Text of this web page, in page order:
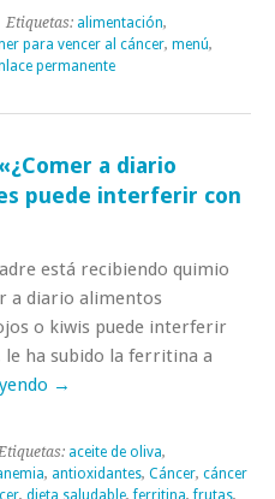
| Etiquetas: alimentación,
para vencer al cáncer, menú,
permanente
a diario
puede interferir con
está recibiendo quimio
a diario alimentos
o kiwis puede interferir
ha subido la ferritina a
→
aceite de oliva,
, antioxidantes, Cáncer, cáncer
, dieta saludable,ferritina,frutas,